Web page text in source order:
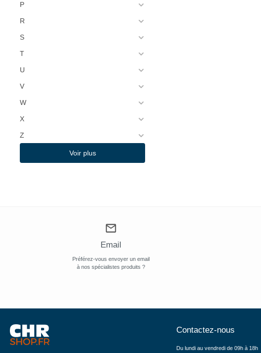
(53)
(32)
(4)
Mitre Luxury
(20)
Multinox
P
R
S
T
U
V
W
X
Z
Voir plus
Email
Préférez-vous envoyer un email
à nos spécialistes produits ?
Contactez-nous
Du lundi au vendredi de 09h à 18h